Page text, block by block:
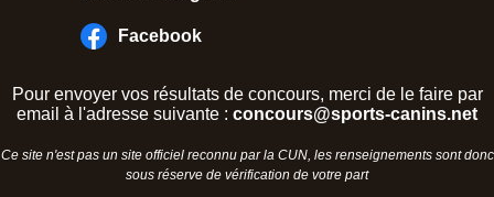
Facebook
Pour envoyer vos résultats de concours, merci de le faire par
email à l'adresse suivante : concours@sports-canins.net
Ce site n'est pas un site officiel reconnu par la CUN, les renseignements sont donc
sous réserve de vérification de votre part